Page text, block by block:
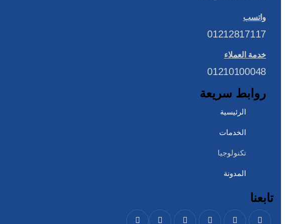
واتسب
01212817117
خدمة العملاء
01210100048
روابط سريعة
الرئيسية
الخدمات
تكنولوجيا
المدونة
تابعنا